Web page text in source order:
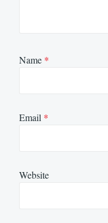
Name *
Email *
Website